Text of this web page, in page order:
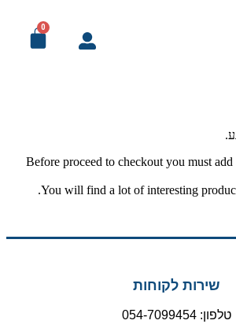
0
Before proceed to checkout you must
You will find a lot of interesting
שירות לקוחות
טלפון: 054-7099454